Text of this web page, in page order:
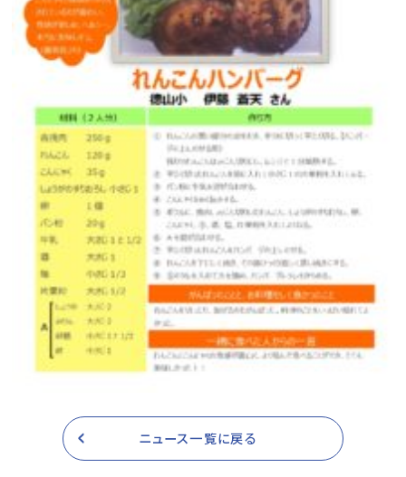
ニュース一覧に戻る